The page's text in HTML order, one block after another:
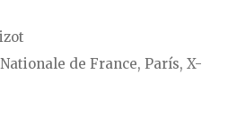
de France, París, X-